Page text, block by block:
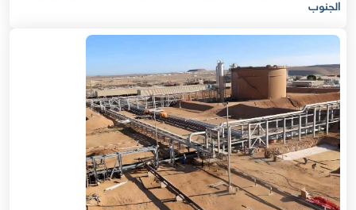
الجنوب